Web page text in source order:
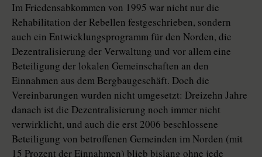
Im Friedensabkommen von 1995 war nicht nur die
Rehabilitation der Rebellen festgeschrieben, sondern
auch ein Entwicklungsprogramm für den Norden, die
Dezentralisierung der Verwaltung und vor allem eine
Beteiligung der lokalen Gemeinschaften an den
Einnahmen aus dem Bergbaugeschäft. Doch die
Vereinbarungen wurden nicht umgesetzt: Dreizehn Jahre
danach ist die Dezentralisierung noch immer nicht
verwirklicht, und auch die erst 2006 beschlossene
Beteiligung von betroffenen Gemeinden im Norden (mit
15 Prozent der Einnahmen) blieb bislang ohne jede